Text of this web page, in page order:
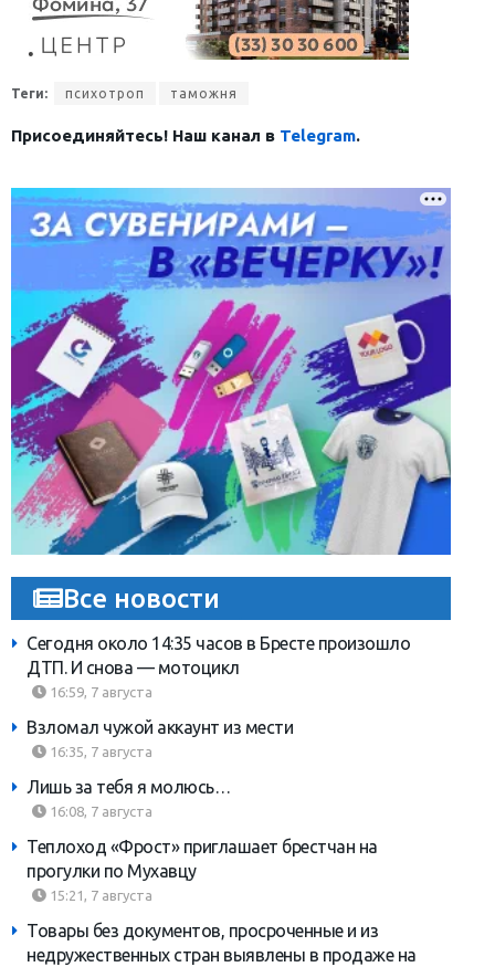
Теги: психотроп таможня
Присоединяйтесь! Наш канал в Telegram.
Все новости
Сегодня около 14:35 часов в Бресте произошло
ДТП. И снова — мотоцикл
16:59, 7 августа
Взломал чужой аккаунт из мести
16:35, 7 августа
Лишь за тебя я молюсь…
16:08, 7 августа
Теплоход «Фрост» приглашает брестчан на
прогулки по Мухавцу
15:21, 7 августа
Товары без документов, просроченные и из
недружественных стран выявлены в продаже на